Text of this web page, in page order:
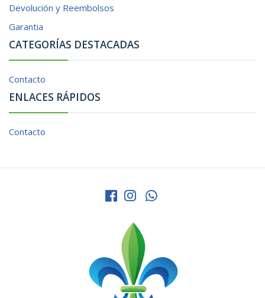
Devolución y Reembolsos
Garantia
CATEGORÍAS DESTACADAS
Contacto
ENLACES RÁPIDOS
Contacto